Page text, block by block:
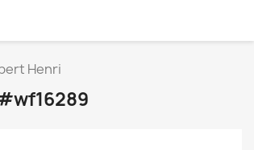
Henri